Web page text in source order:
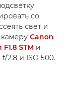
со
свет и
Canon
STM и
2.8 и ISO 500.